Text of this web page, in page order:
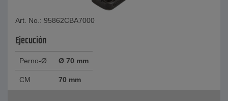
Art. No.: 95862CBA7000
Ejecución
Perno-Ø Ø 70 mm
CM 70 mm